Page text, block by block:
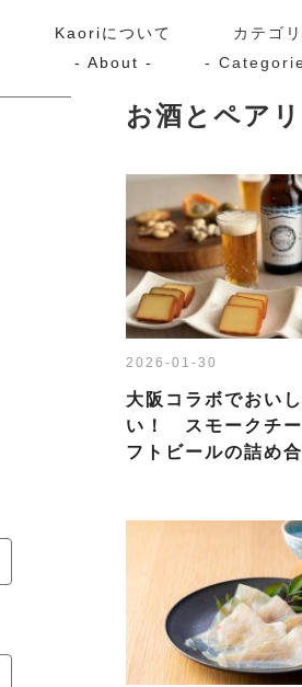
Kaoriについて
- About -
カテゴリ
-
お酒とペア
2026-01-30
大阪コラボでおい
い！ スモークチー
フトビールの詰め